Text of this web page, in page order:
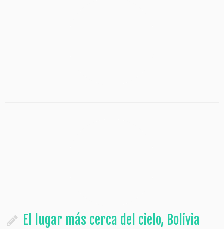
El lugar más cerca del cielo, Bolivia